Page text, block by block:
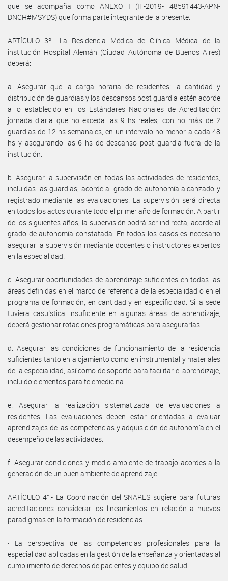
que se acompaña como ANEXO I (IF-2019- 48591443-APN-
DNCH#MSYDS) que forma parte integrante de la presente.
ARTÍCULO 3º.- La Residencia Médica de Clínica Médica de la
institución Hospital Alemán (Ciudad Autónoma de Buenos Aires)
deberá:
a. Asegurar que la carga horaria de residentes; la cantidad y
distribución de guardias y los descansos post guardia estén acorde
a lo establecido en los Estándares Nacionales de Acreditación:
jornada diaria que no exceda las 9 hs reales, con no más de 2
guardias de 12 hs semanales, en un intervalo no menor a cada 48
hs y asegurando las 6 hs de descanso post guardia fuera de la
institución.
b. Asegurar la supervisión en todas las actividades de residentes,
incluidas las guardias, acorde al grado de autonomía alcanzado y
registrado mediante las evaluaciones. La supervisión será directa
en todos los actos durante todo el primer año de formación. A partir
de los siguientes años, la supervisión podrá ser indirecta, acorde al
grado de autonomía constatada. En todos los casos es necesario
asegurar la supervisión mediante docentes o instructores expertos
en la especialidad.
c. Asegurar oportunidades de aprendizaje suficientes en todas las
áreas definidas en el marco de referencia de la especialidad o en el
programa de formación, en cantidad y en especificidad. Si la sede
tuviera casuística insuficiente en algunas áreas de aprendizaje,
deberá gestionar rotaciones programáticas para asegurarlas.
d. Asegurar las condiciones de funcionamiento de la residencia
suficientes tanto en alojamiento como en instrumental y materiales
de la especialidad, así como de soporte para facilitar el aprendizaje,
incluido elementos para telemedicina.
e. Asegurar la realización sistematizada de evaluaciones a
residentes. Las evaluaciones deben estar orientadas a evaluar
aprendizajes de las competencias y adquisición de autonomía en el
desempeño de las actividades.
f. Asegurar condiciones y medio ambiente de trabajo acordes a la
generación de un buen ambiente de aprendizaje.
ARTÍCULO 4°.- La Coordinación del SNARES sugiere para futuras
acreditaciones considerar los lineamientos en relación a nuevos
paradigmas en la formación de residencias:
· La perspectiva de las competencias profesionales para la
especialidad aplicadas en la gestión de la enseñanza y orientadas al
cumplimiento de derechos de pacientes y equipo de salud.